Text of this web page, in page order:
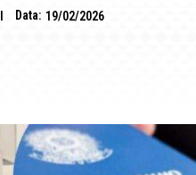
Data: 19/02/2026